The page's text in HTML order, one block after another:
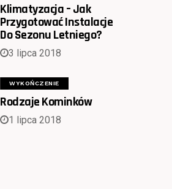
Klimatyzacja – Jak
Przygotować Instalacje
Do Sezonu Letniego?
3 lipca 2018
WYKOŃCZENIE
Rodzaje Kominków
1 lipca 2018